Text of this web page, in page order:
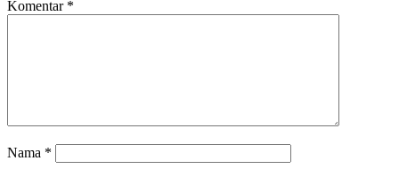
Komentar *
Nama *